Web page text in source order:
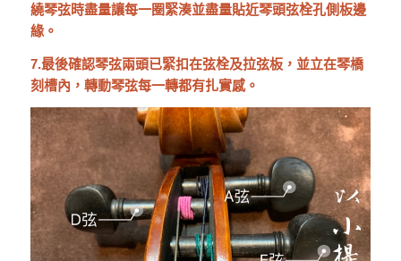
繞琴弦時盡量讓每一圈緊湊並盡量貼近琴頭弦栓孔側板邊
緣。
7.最後確認琴弦兩頭已緊扣在弦栓及拉弦板，並立在琴橋
刻槽內，轉動琴弦每一轉都有扎實感。